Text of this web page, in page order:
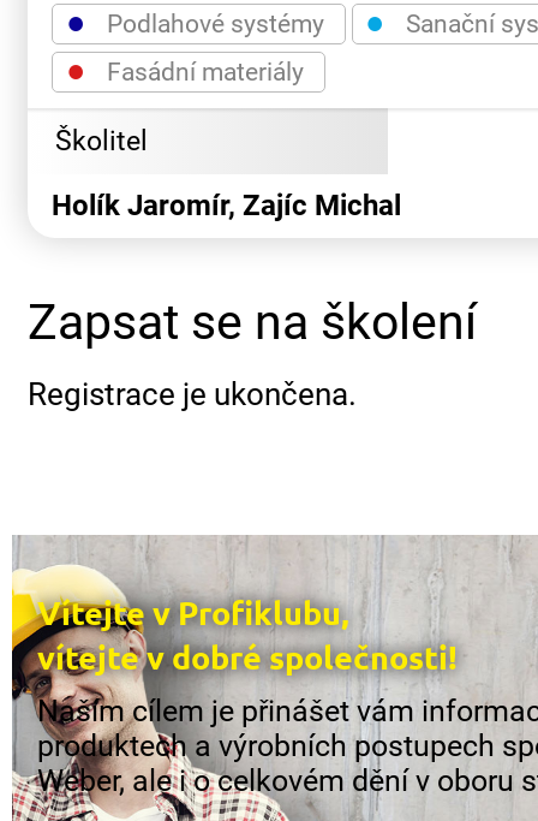
● Podlahové systémy ● Sanační
● Fasádní materiály
Školitel
Holík Jaromír, Zajíc Michal
Zapsat se na školení
Registrace je ukončena.
Vítejte v Profiklubu,
vítejte v dobré společnosti!
Naším cílem je přinášet vám
produktech a výrobních postupech
Weber, ale i o celkovém dění v oboru